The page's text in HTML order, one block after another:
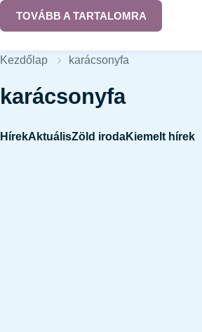
TOVÁBB A TARTALOMRA
Kezdőlap karácsonyfa
karácsonyfa
HírekAktuálisZöld irodaKiemelt hírek